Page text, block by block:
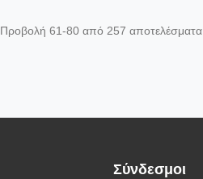
Προβολή 61-80 από 257 αποτελέσματα
Σύνδεσμοι